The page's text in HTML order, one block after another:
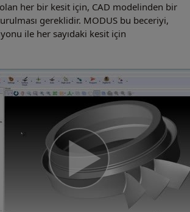
her bir kesit için, CAD modelinden bir
gereklidir. MODUS bu beceriyi,
ile her sayıdaki kesit için